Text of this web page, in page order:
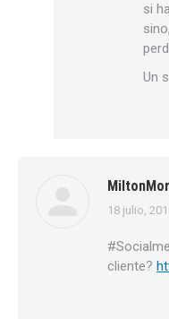
si
Un
dice:
18 julio,
cliente?